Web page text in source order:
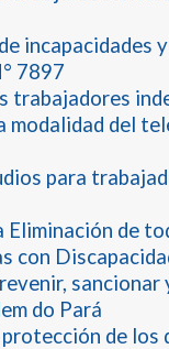
incapacidades
7897
trabajadores
modalidad del
para
de
con
do Pará
de los